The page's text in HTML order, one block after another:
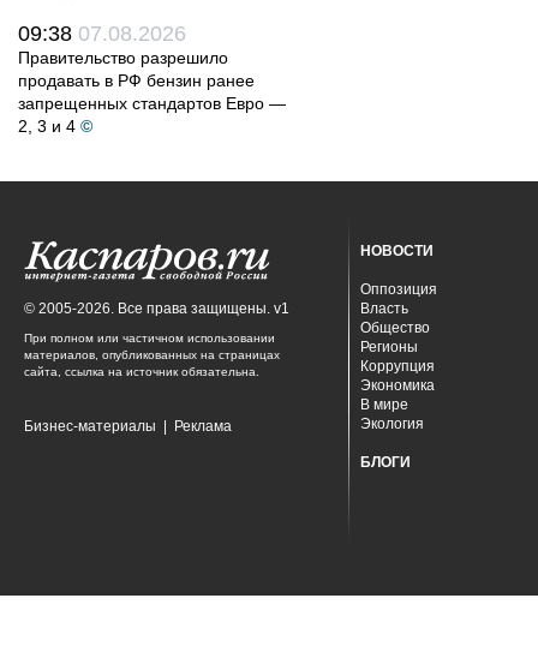
09:38 07.08.2026
Правительство разрешило
продавать в РФ бензин ранее
запрещенных стандартов Евро —
2, 3 и 4 ©
© 2005-2026. Все права защищены. v1
При полном или частичном использовании
материалов, опубликованных на страницах
сайта, ссылка на источник обязательна.
Бизнес-материалы Реклама
НОВОСТИ
Оппозиция
Власть
Общество
Регионы
Коррупция
Экономика
В мире
Экология
БЛОГИ